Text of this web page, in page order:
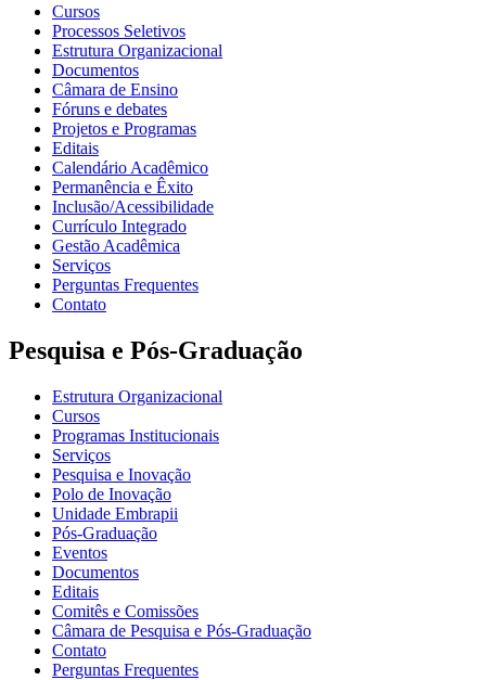
Cursos
Processos Seletivos
Estrutura Organizacional
Documentos
Câmara de Ensino
Fóruns e debates
Projetos e Programas
Editais
Calendário Acadêmico
Permanência e Êxito
Inclusão/Acessibilidade
Currículo Integrado
Gestão Acadêmica
Serviços
Perguntas Frequentes
Contato
Pesquisa e Pós-Graduação
Estrutura Organizacional
Cursos
Programas Institucionais
Serviços
Pesquisa e Inovação
Polo de Inovação
Unidade Embrapii
Pós-Graduação
Eventos
Documentos
Editais
Comitês e Comissões
Câmara de Pesquisa e Pós-Graduação
Contato
Perguntas Frequentes